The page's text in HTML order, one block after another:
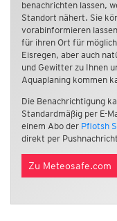
benachrichten lassen,
Standort nähert. Sie
vorabinformieren
für ihren Ort für
Eisregen, aber auch
und Gewitter zu Ihnen
Aquaplaning kommen
Die Benachrichtigung
Standardmäßig per E-
einem Abo der Pflotsh
direkt per
Zu Meteosafe.com